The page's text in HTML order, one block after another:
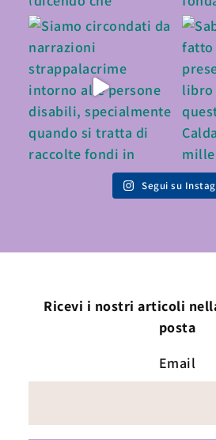
Segui su
Ricevi i nostri articoli
posta
Email